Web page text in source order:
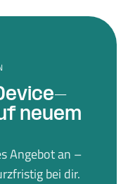
neuem
Angebot an –
bei dir.